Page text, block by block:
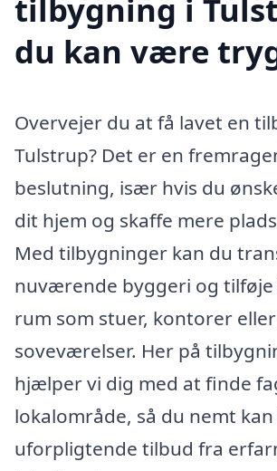
tilbygning i
du kan være
Overvejer du at få lavet en
Tulstrup? Det er en
beslutning, især hvis du
dit hjem og skaffe mere
Med tilbygninger kan du
nuværende byggeri og
rum som stuer, kontorer
soveværelser. Her på
hjælper vi dig med at finde
lokalområde, så du nemt
uforpligtende tilbud fra